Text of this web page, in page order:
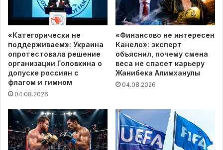
«Категорически не
поддерживаем»: Украина
опротестовала решение
организации Головкина о
допуске россиян с
флагом и гимном
04.08.2026
«Финансово не интересен
Канело»: эксперт
объяснил, почему смена
веса не спасет карьеру
Жанибека Алимханулы
04.08.2026